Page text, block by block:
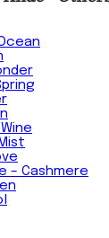
– Cashmere